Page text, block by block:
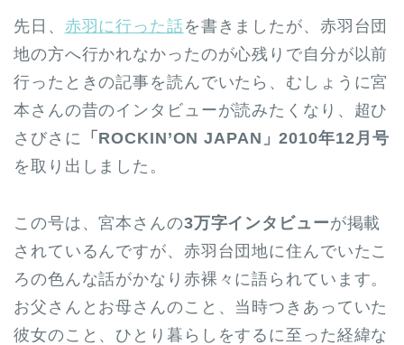
先日、 赤羽に行った話を書きましたが、赤羽台団
地の方へ行かれなかったのが心残りで自分が以前
行ったときの記事を読んでいたら、むしょうに宮
本さんの昔のインタビューが読みたくなり、超ひ
さびさに
「ROCKIN’ON JAPAN」2010年12月号
を取り出しました。
この号は、宮本さんの3万字インタビューが掲載
されているんですが、赤羽台団地に住んでいたこ
ろの色んな話がかなり赤裸々に語られています。
お父さんとお母さんのこと、当時つきあっていた
彼女のこと、ひとり暮らしをするに至った経緯な